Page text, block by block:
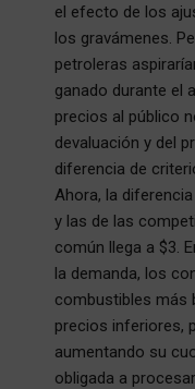
el efecto de los
los gravámenes.
petroleras
ganado durante el
precios al público
devaluación y del
diferencia de
Ahora, la
y las de las
común llega a $3.
la demanda, los
combustibles más
precios inferiores,
aumentando su
obligada a